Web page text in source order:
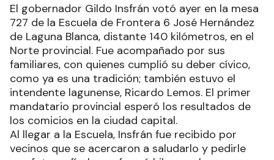
El gobernador Gildo Insfrán votó ayer en la mesa
727 de la Escuela de Frontera 6 José Hernández
de Laguna Blanca, distante 140 kilómetros, en el
Norte provincial. Fue acompañado por sus
familiares, con quienes cumplió su deber cívico,
como ya es una tradición; también estuvo el
intendente lagunense, Ricardo Lemos. El primer
mandatario provincial esperó los resultados de
los comicios en la ciudad capital.
Al llegar a la Escuela, Insfrán fue recibido por
vecinos que se acercaron a saludarlo y pedirle